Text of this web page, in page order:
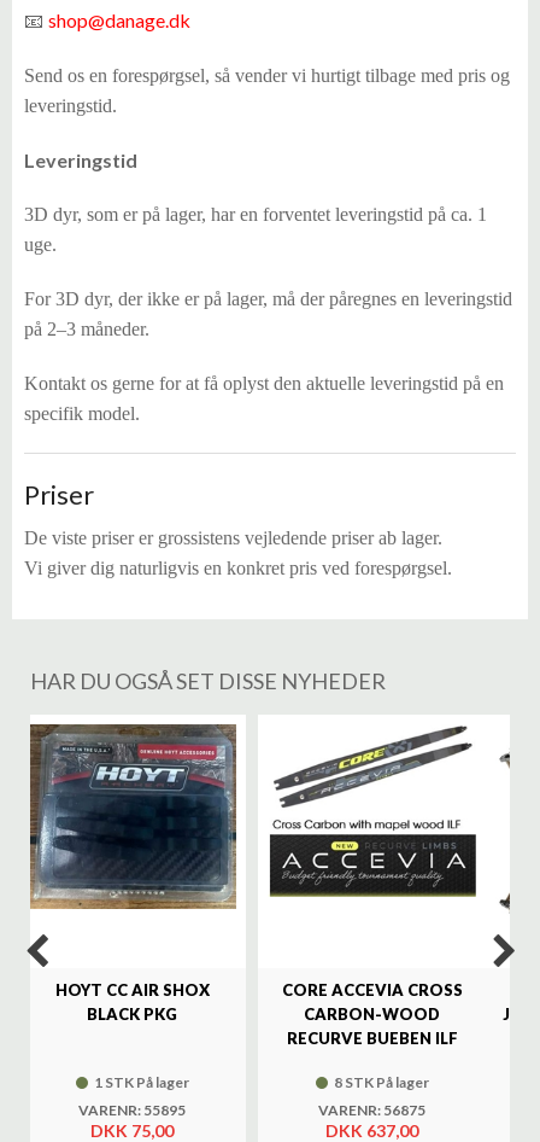
📧 shop@danage.dk
Send os en forespørgsel, så vender vi hurtigt tilbage med pris og
leveringstid.
Leveringstid
3D dyr, som er på lager, har en forventet leveringstid på ca. 1
uge.
For 3D dyr, der ikke er på lager, må der påregnes en leveringstid
på 2–3 måneder.
Kontakt os gerne for at få oplyst den aktuelle leveringstid på en
specifik model.
Priser
De viste priser er grossistens vejledende priser ab lager.
Vi giver dig naturligvis en konkret pris ved forespørgsel.
HAR DU OGSÅ SET DISSE NYHEDER
HOYT CC AIR SHOX
BLACK PKG
1 STK På lager
VARENR: 55895
DKK 75,00
CORE ACCEVIA CROSS
CARBON-WOOD
RECURVE BUEBEN ILF
8 STK På lager
VARENR: 56875
DKK 637,00